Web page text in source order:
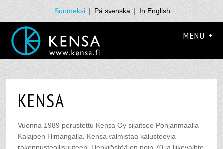
MENU +
Suomeksi | På svenska | In English
KENSA
Vuonna 1989 perustettu Kensa Oy sijaitsee Pohjanmaalla
Kalajoen Himangalla. Kensa valmistaa kalusteovia
rakennusteollisuuteen. Henkilöstöä on noin 70 ja liikevaihto